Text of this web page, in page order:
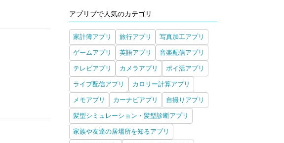
アプリブで人気のカテゴリ
家計簿アプリ 旅行アプリ 写真加工アプリ
ゲームアプリ 英語アプリ 音楽配信アプリ
テレビアプリ カメラアプリ ポイ活アプリ
ライブ配信アプリ カロリー計算アプリ
メモアプリ カーナビアプリ 自撮りアプリ
髪型シミュレーション・髪型診断アプリ
家族や友達の居場所を知るアプリ